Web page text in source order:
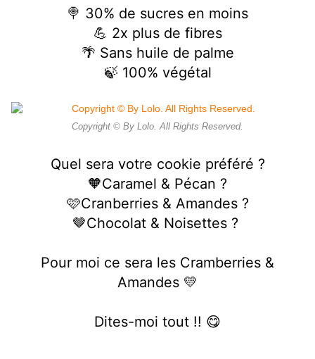
🍭 30% de sucres en moins
💪 2x plus de fibres
🌴 Sans huile de palme
🍃 100% végétal
Copyright © By Lolo. All Rights Reserved.
Quel sera votre cookie préféré ?
🧡Caramel & Pécan ?
🩷Cranberries & Amandes ?
🤎Chocolat & Noisettes ?
Pour moi ce sera les Cramberries &
Amandes 💛
Dites-moi tout !! 😋